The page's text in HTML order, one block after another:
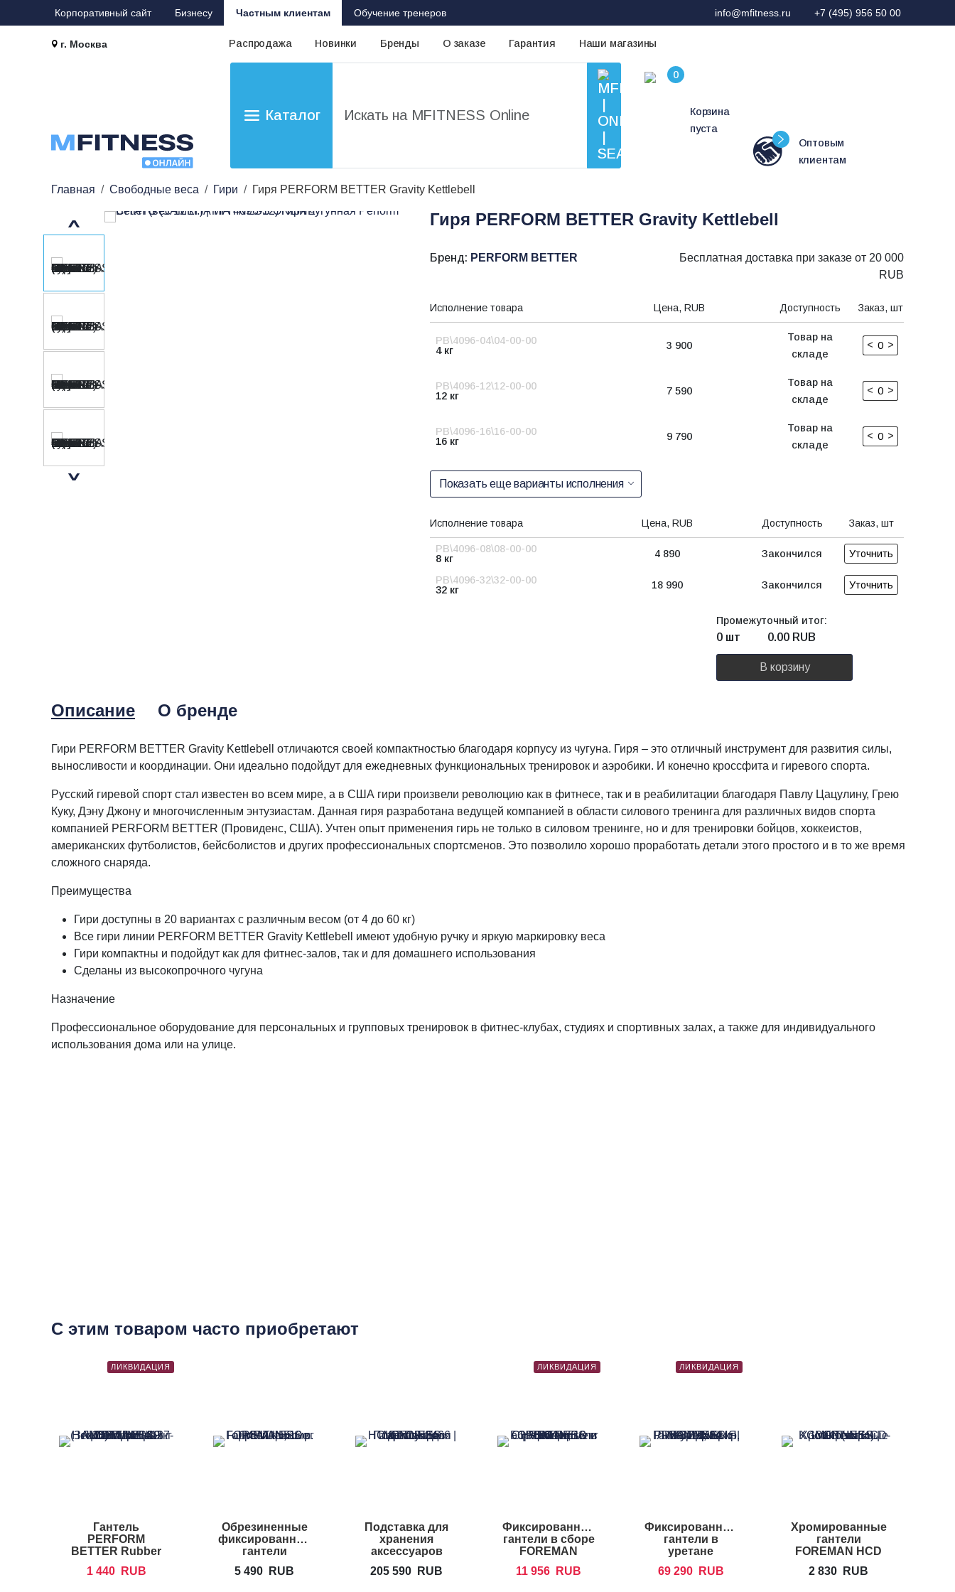
Корпоративный сайт Бизнесу Частным клиентам Обучение тренеров info@mfitness.ru +7 (495) 956 50 00
г. Москва Распродажа Новинки Бренды О заказе Гарантия Наши магазины
Каталог
Корзина
пуста
Оптовым
клиентам
Главная Свободные веса Гири Гиря PERFORM BETTER Gravity Kettlebell
Гиря PERFORM BETTER Gravity Kettlebell
Бренд: PERFORM BETTER
Бесплатная доставка при заказе от 20 000
RUB
Исполнение товара Цена, RUB Доступность Заказ, шт
PB\4096-04\04-00-00
4 кг
3 900
Товар на
складе
< >
PB\4096-12\12-00-00
12 кг
7 590
Товар на
складе
< >
PB\4096-16\16-00-00
16 кг
9 790
Товар на
складе
< >
Показать еще варианты исполнения
Исполнение товара Цена, RUB Доступность Заказ, шт
PB\4096-08\08-00-00
8 кг
4 890 Закончился Уточнить
PB\4096-32\32-00-00
32 кг
18 990 Закончился Уточнить
Промежуточный итог:
0 шт 0.00 RUB
В корзину
Описание О бренде
Гири PERFORM BETTER Gravity Kettlebell отличаются своей компактностью благодаря корпусу из чугуна. Гиря – это отличный инструмент для развития силы,
выносливости и координации. Они идеально подойдут для ежедневных функциональных тренировок и аэробики. И конечно кроссфита и гиревого спорта.
Русский гиревой спорт стал известен во всем мире, а в США гири произвели революцию как в фитнесе, так и в реабилитации благодаря Павлу Цацулину, Грею
Куку, Дэну Джону и многочисленным энтузиастам. Данная гиря разработана ведущей компанией в области силового тренинга для различных видов спорта
компанией PERFORM BETTER (Провиденс, США). Учтен опыт применения гирь не только в силовом тренинге, но и для тренировки бойцов, хоккеистов,
американских футболистов, бейсболистов и других профессиональных спортсменов. Это позволило хорошо проработать детали этого простого и в то же время
сложного снаряда.
Преимущества
Гири доступны в 20 вариантах с различным весом (от 4 до 60 кг)
Все гири линии PERFORM BETTER Gravity Kettlebell имеют удобную ручку и яркую маркировку веса
Гири компактны и подойдут как для фитнес-залов, так и для домашнего использования
Сделаны из высокопрочного чугуна
Назначение
Профессиональное оборудование для персональных и групповых тренировок в фитнес-клубах, студиях и спортивных залах, а также для индивидуального
использования дома или на улице.
С этим товаром часто приобретают
ЛИКВИДАЦИЯ
Гантель
PERFORM
BETTER Rubber
Dumbbells
1 440 RUB
Обрезиненные
фиксированные
гантели
FM/ARD
5 490 RUB
Подставка для
хранения
аксессуаров
205 590 RUB
ЛИКВИДАЦИЯ
Фиксированные
гантели в сборе
FOREMAN
11 956 RUB
ЛИКВИДАЦИЯ
Фиксированные
гантели в
уретане
69 290 RUB
Хромированные
гантели
FOREMAN HCD
2 830
RUB